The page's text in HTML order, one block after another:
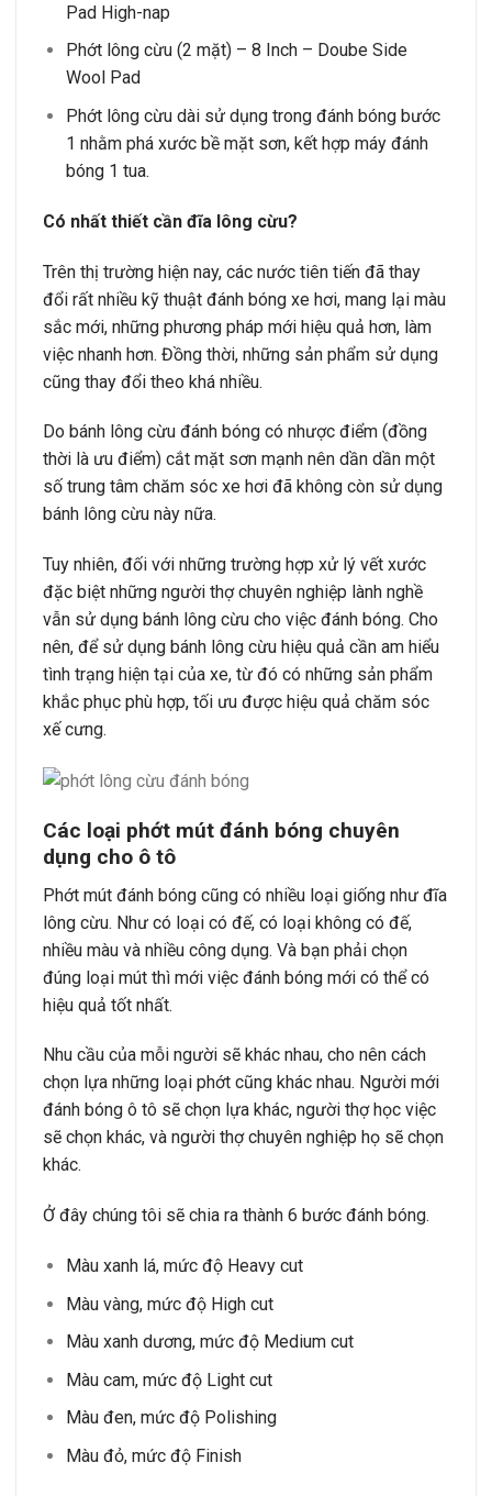
Pad High-nap
Phớt lông cừu (2 mặt) – 8 Inch – Doube Side
Wool Pad
Phớt lông cừu dài sử dụng trong đánh bóng bước
1 nhằm phá xước bề mặt sơn, kết hợp máy đánh
bóng 1 tua.
Có nhất thiết cần đĩa lông cừu?
Trên thị trường hiện nay, các nước tiên tiến đã thay
đổi rất nhiều kỹ thuật đánh bóng xe hơi, mang lại màu
sắc mới, những phương pháp mới hiệu quả hơn, làm
việc nhanh hơn. Đồng thời, những sản phẩm sử dụng
cũng thay đổi theo khá nhiều.
Do bánh lông cừu đánh bóng có nhược điểm (đồng
thời là ưu điểm) cắt mặt sơn mạnh nên dần dần một
số trung tâm chăm sóc xe hơi đã không còn sử dụng
bánh lông cừu này nữa.
Tuy nhiên, đối với những trường hợp xử lý vết xước
đặc biệt những người thợ chuyên nghiệp lành nghề
vẫn sử dụng bánh lông cừu cho việc đánh bóng. Cho
nên, để sử dụng bánh lông cừu hiệu quả cần am hiểu
tình trạng hiện tại của xe, từ đó có những sản phẩm
khắc phục phù hợp, tối ưu được hiệu quả chăm sóc
xế cưng.
Các loại phớt mút đánh bóng chuyên
dụng cho ô tô
Phớt mút đánh bóng cũng có nhiều loại giống như đĩa
lông cừu. Như có loại có đế, có loại không có đế,
nhiều màu và nhiều công dụng. Và bạn phải chọn
đúng loại mút thì mới việc đánh bóng mới có thể có
hiệu quả tốt nhất.
Nhu cầu của mỗi người sẽ khác nhau, cho nên cách
chọn lựa những loại phớt cũng khác nhau. Người mới
đánh bóng ô tô sẽ chọn lựa khác, người thợ học việc
sẽ chọn khác, và người thợ chuyên nghiệp họ sẽ chọn
khác.
Ở đây chúng tôi sẽ chia ra thành 6 bước đánh bóng.
Màu xanh lá, mức độ Heavy cut
Màu vàng, mức độ High cut
Màu xanh dương, mức độ Medium cut
Màu cam, mức độ Light cut
Màu đen, mức độ Polishing
Màu đỏ, mức độ Finish